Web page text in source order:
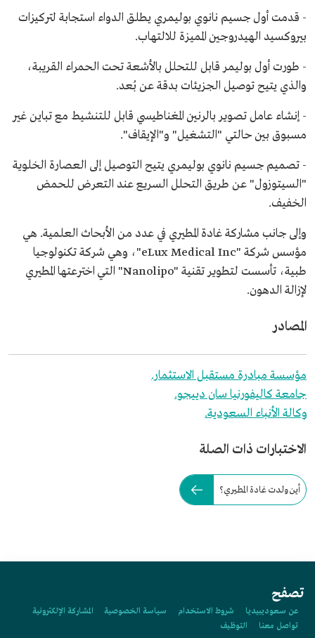
- قدمت أول جسيم نانوي بوليمري يطلق الدواء استجابة لتركيزات
بيروكسيد الهيدروجين المميزة للالتهاب.
- طورت أول بوليمر قابل للتحلل بالأشعة تحت الحمراء القريبة،
والذي يتيح توصيل الجزيئات بدقة عن بُعد.
- إنشاء عامل تصوير بالرنين المغناطيسي قابل للتنشيط مع تباين غير
مسبوق بين حالتي "التشغيل" و"الإيقاف".
- تصميم جسيم نانوي بوليمري يتيح التوصيل إلى العصارة الخلوية
"السيتوزول" عن طريق التحلل السريع عند التعرض للحمض
الخفيف.
وإلى جانب مشاركة غادة المطيري في عدد من الأبحاث العلمية. هي
مؤسس شركة "eLux Medical Inc"، وهي شركة تكنولوجيا
طبية، تأسست لتطوير تقنية "Nanolipo" التي اخترعتها المطيري
لإزالة الدهون.
المصادر
مؤسسة مبادرة مستقبل الاستثمار.
جامعة كاليفورنيا سان دييجو.
وكالة الأنباء السعودية.
الاختبارات ذات الصلة
أين ولدت غادة المطيري؟
تصفح
عن سعوديبيديا شروط الاستخدام سياسة الخصوصية
المشاركة الإلكترونية
تواصل معنا
التوظيف